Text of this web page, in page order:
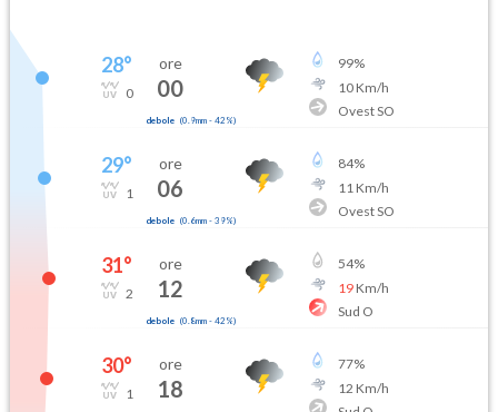
28°
0
ore
00
debole (0.9mm- 42 %)
99%
10Km/h
Ovest SO
29°
1
ore
06
debole (0.6mm- 39%)
84%
11 Km/h
Ovest SO
31°
2
ore
12
debole (0.8mm- 42 %)
54%
19Km/h
Sud O
30°
1
ore
18
77%
12 Km/h